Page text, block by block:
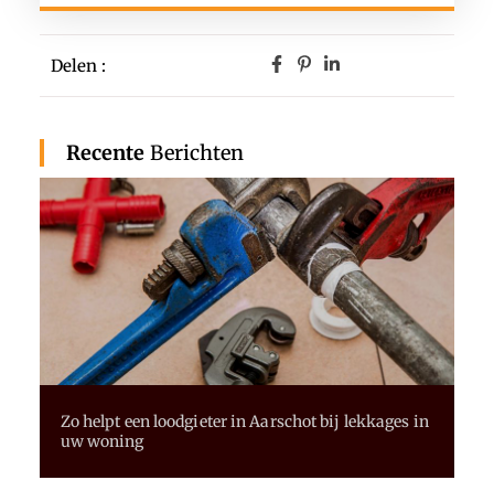
Delen :
Recente Berichten
Zo helpt een loodgieter in Aarschot bij lekkages in
uw woning